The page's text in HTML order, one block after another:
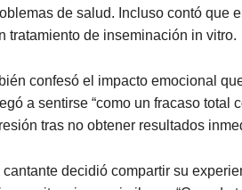
de salud. Incluso contó que
tratamiento de inseminación in vitro.
confesó el impacto emocional
a sentirse “como un fracaso total
tras no obtener resultados
cantante decidió compartir su